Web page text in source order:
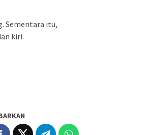
Sementara itu,
kiri.